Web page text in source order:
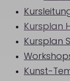
Kursplan
Kursplan
Kunst-